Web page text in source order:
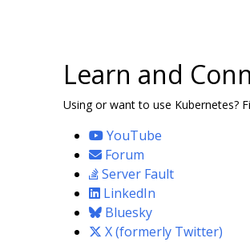
Learn and
Using or want to use Kubernetes?
YouTube
Forum
Server Fault
LinkedIn
Bluesky
X (formerly Twitter)